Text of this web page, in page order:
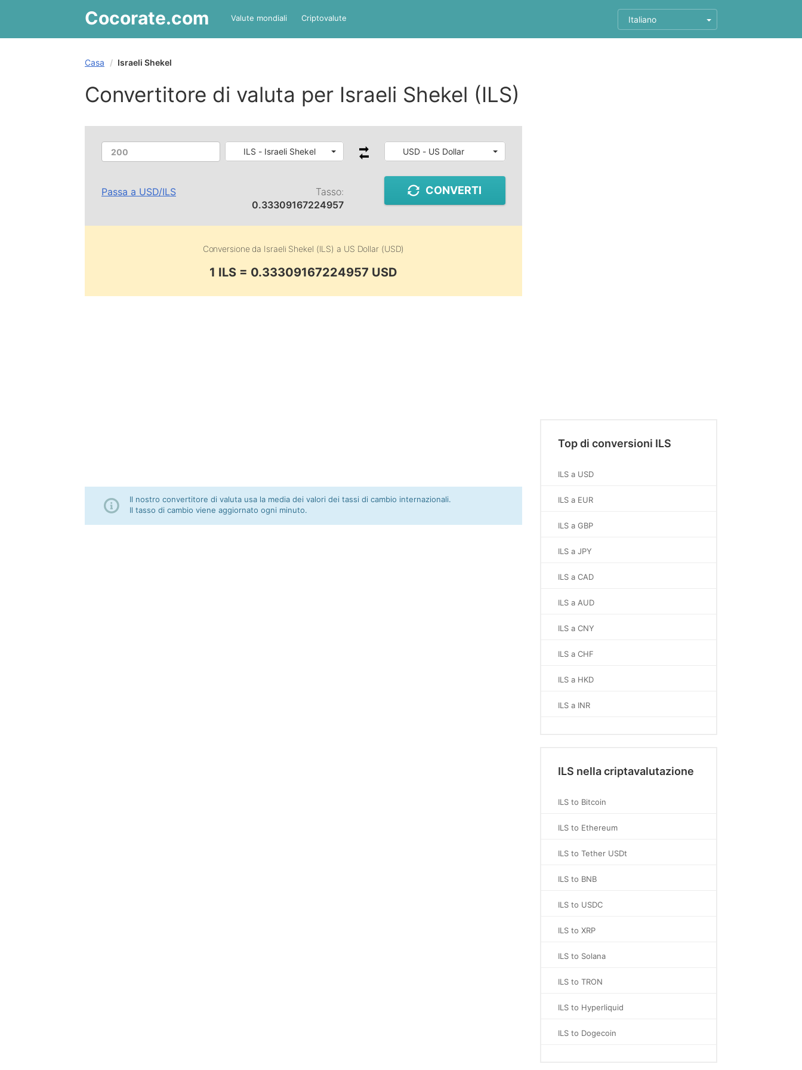
Cocorate.com Valute mondiali Criptovalute Italiano
Casa Israeli Shekel
Convertitore di valuta per Israeli Shekel (ILS)
ILS - Israeli Shekel USD - US Dollar
Passa a USD/ILS
Tasso:
0.33309167224957
CONVERTI
Conversione da Israeli Shekel (ILS) a US Dollar (USD)
1 ILS = 0.33309167224957 USD
Il nostro convertitore di valuta usa la media dei valori dei tassi di cambio internazionali.
Il tasso di cambio viene aggiornato ogni minuto.
Top di conversioni ILS
ILS a USD
ILS a EUR
ILS a GBP
ILS a JPY
ILS a CAD
ILS a AUD
ILS a CNY
ILS a CHF
ILS a HKD
ILS a INR
ILS nella criptavalutazione
ILS to Bitcoin
ILS to Ethereum
ILS to Tether USDt
ILS to BNB
ILS to USDC
ILS to XRP
ILS to Solana
ILS to TRON
ILS to Hyperliquid
ILS to Dogecoin